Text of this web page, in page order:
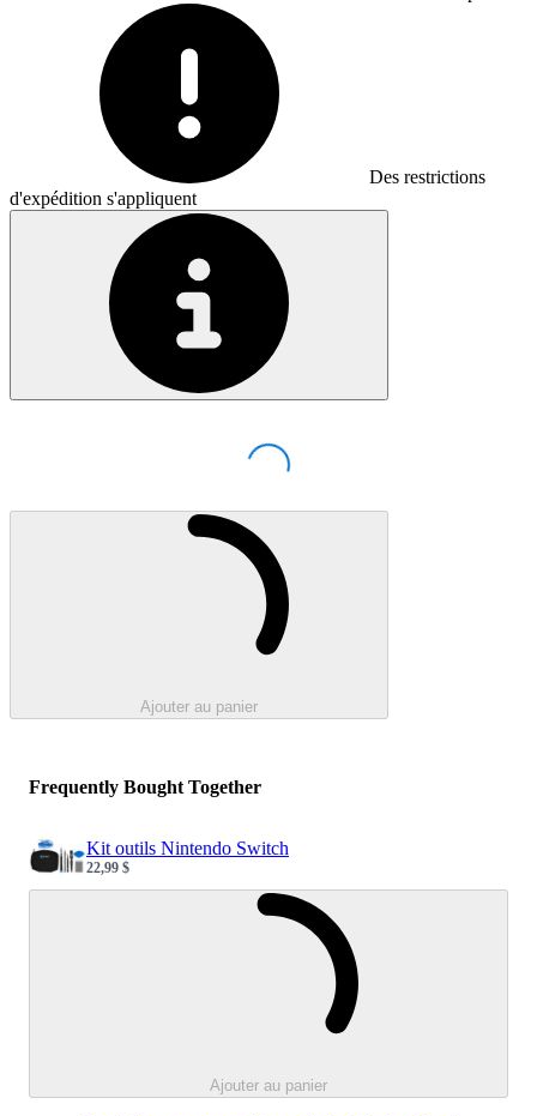
Des restrictions
d'expédition s'appliquent
Loading...
Ajouter au panier
Frequently Bought Together
Kit outils Nintendo Switch
Sale price
22,99 $
Ajouter au panier